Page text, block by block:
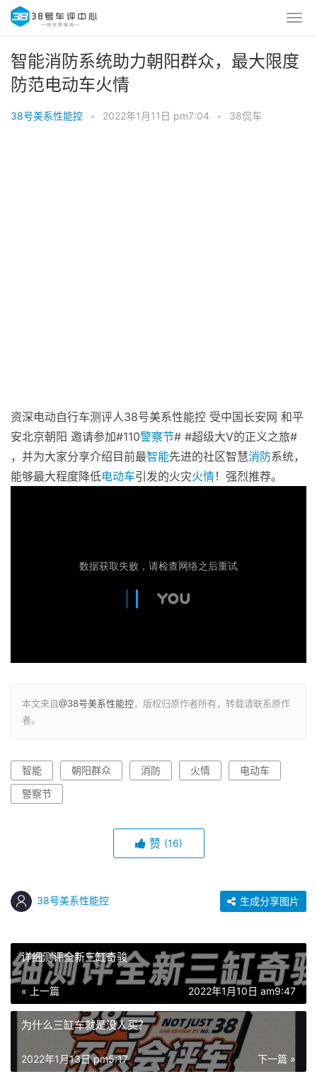
智能消防系统助力朝阳群众，最大限度
防范电动车火情
38号美系性能控 • 2022年1月11日 pm7:04 • 38侃车
资深电动自行车测评人38号美系性能控 受中国长安网 和平
安北京朝阳 邀请参加#110警察节# #超级大V的正义之旅#
，并为大家分享介绍目前最智能先进的社区智慧消防系统，
能够最大程度降低电动车引发的火灾火情！强烈推荐。
本文来自@38号美系性能控，版权归原作者所有，转载请联系原作
者。
智能 朝阳群众 消防 火情
电动车
警察节
赞 (16)
38号美系性能控 生成分享图片
详细测评全新三缸奇骏
« 上一篇 2022年1月10日 am9:47
为什么三缸车就是没人买？
下一篇 »
2022年1月13日 pm5:17